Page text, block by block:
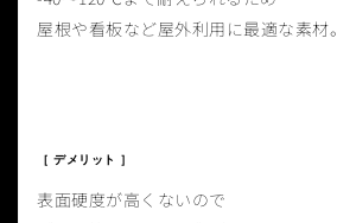
屋根や看板など屋外利用に最適な素材。
［ デメリット ］
表面硬度が高くないので